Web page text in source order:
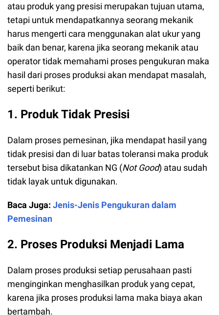
atau produk yang presisi merupakan tujuan utama,
tetapi untuk mendapatkannya seorang mekanik
harus mengerti cara menggunakan alat ukur yang
baik dan benar, karena jika seorang mekanik atau
operator tidak memahami proses pengukuran maka
hasil dari proses produksi akan mendapat masalah,
seperti berikut:
1. Produk Tidak Presisi
Dalam proses pemesinan, jika mendapat hasil yang
tidak presisi dan di luar batas toleransi maka produk
tersebut bisa dikatankan NG (Not Good) atau sudah
tidak layak untuk digunakan.
Baca Juga: Jenis-Jenis Pengukuran dalam
Pemesinan
2. Proses Produksi Menjadi Lama
Dalam proses produksi setiap perusahaan pasti
menginginkan menghasilkan produk yang cepat,
karena jika proses produksi lama maka biaya akan
bertambah.